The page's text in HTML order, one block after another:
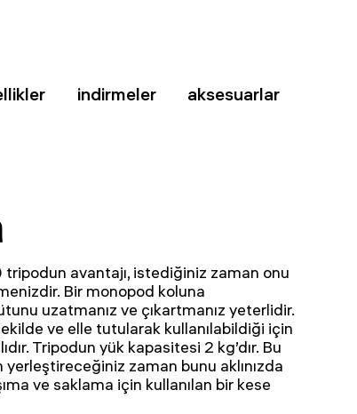
indirmeler aksesuarlar
avantajı, istediğiniz zaman onu
Bir monopod koluna
uzatmanız ve çıkartmanız yeterlidir.
ve elle tutularak kullanılabildiği için
Tripodun yük kapasitesi 2 kg’dır. Bu
zaman bunu aklınızda
ve saklama için kullanılan bir kese